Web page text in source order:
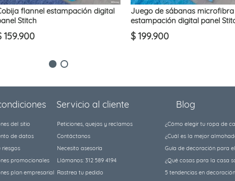
flannel estampación digital
Stitch
159.900
Juego de sábanas microfibra
estampación digital panel
$ 199.900
del sitio
de datos
riesgos
promocionales
plan empresarial
Servicio al cliente
Peticiones, quejas y reclamos
Contáctanos
Necesito asesoría
Llámanos: 312 589 4194
Rastrea tu pedido
Blog
¿Cómo elegir tu ropa de
¿Cuál es la mejor
Guía de decoración para
¿Qué cosas para la casa
5 tendencias en decoración